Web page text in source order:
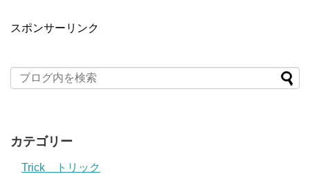
スポンサーリンク
カテゴリー
Trick トリック